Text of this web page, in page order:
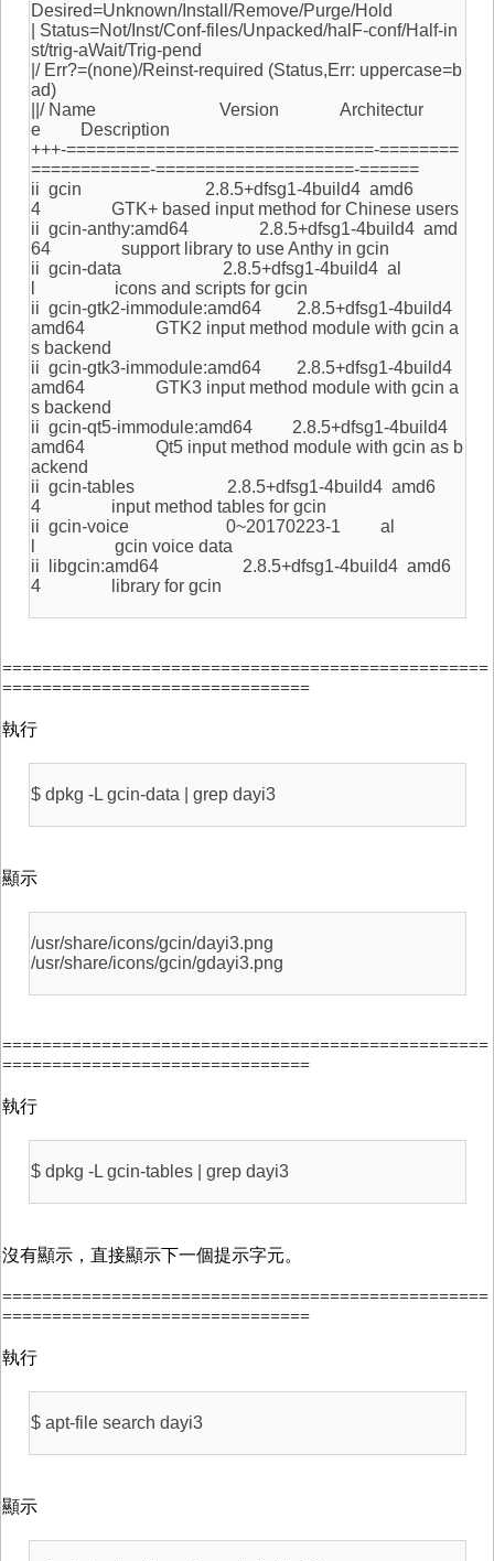
Desired=Unknown/Install/Remove/Purge/Hold
| Status=Not/Inst/Conf-files/Unpacked/halF-conf/Half-in
st/trig-aWait/Trig-pend
|/ Err?=(none)/Reinst-required (Status,Err: uppercase=b
ad)
||/ Name Version Architectur
e Description
+++-===============================-========
============-====================-======
ii gcin 2.8.5+dfsg1-4build4 amd6
4 GTK+ based input method for Chinese users
ii gcin-anthy:amd64 2.8.5+dfsg1-4build4 amd
64 support library to use Anthy in gcin
ii gcin-data 2.8.5+dfsg1-4build4 al
l icons and scripts for gcin
ii gcin-gtk2-immodule:amd64 2.8.5+dfsg1-4build4
amd64 GTK2 input method module with gcin a
s backend
ii gcin-gtk3-immodule:amd64 2.8.5+dfsg1-4build4
amd64 GTK3 input method module with gcin a
s backend
ii gcin-qt5-immodule:amd64 2.8.5+dfsg1-4build4
amd64 Qt5 input method module with gcin as b
ackend
ii gcin-tables 2.8.5+dfsg1-4build4 amd6
4 input method tables for gcin
ii gcin-voice 0~20170223-1 al
l gcin voice data
ii libgcin:amd64 2.8.5+dfsg1-4build4 amd6
4 library for gcin
=================================================
===============================
執行
$ dpkg -L gcin-data | grep dayi3
顯示
/usr/share/icons/gcin/dayi3.png
/usr/share/icons/gcin/gdayi3.png
=================================================
===============================
執行
$ dpkg -L gcin-tables | grep dayi3
沒有顯示，直接顯示下一個提示字元。
=================================================
===============================
執行
$ apt-file search dayi3
顯示